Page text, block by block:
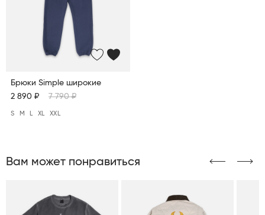
Брюки Simple широкие
2 890 ₽
7 790 ₽
S M XL XXL
Вам может понравиться